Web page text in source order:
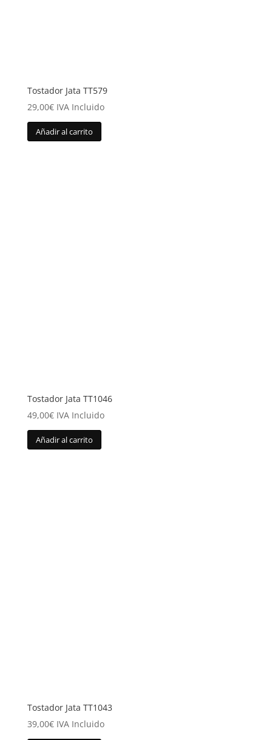
Tostador Jata TT579
29,00€ IVA Incluido
Añadir al carrito
Tostador Jata TT1046
49,00€ IVA Incluido
Añadir al carrito
Tostador Jata TT1043
39,00€ IVA Incluido